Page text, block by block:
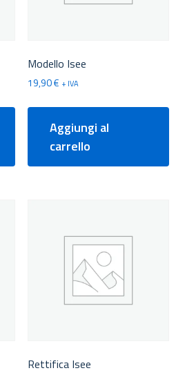
Modello Isee
19,90€ + IVA
Aggiungi al
carrello
Rettifica Isee